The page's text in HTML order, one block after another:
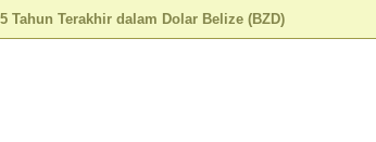
Tahun Terakhir dalam Dolar Belize (BZD)